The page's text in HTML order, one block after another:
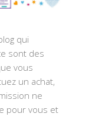
qui
sont des
vous
un achat,
ne
pour vous et